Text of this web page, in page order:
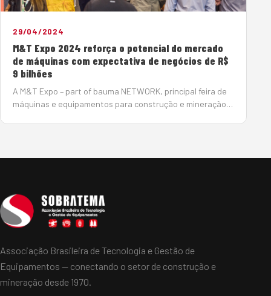
29/04/2024
M&T Expo 2024 reforça o potencial do mercado
de máquinas com expectativa de negócios de R$
9 bilhões
A M&T Expo – part of bauma NETWORK, principal feira de
máquinas e equipamentos para construção e mineração
Associação Brasileira de Tecnologia e Gestão de
Equipamentos — conectando o setor de construção e
mineração desde 1970.